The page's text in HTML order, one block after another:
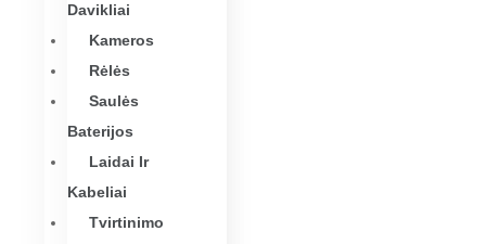
Davikliai
Kameros
Rėlės
Saulės
Baterijos
Laidai Ir
Kabeliai
Tvirtinimo